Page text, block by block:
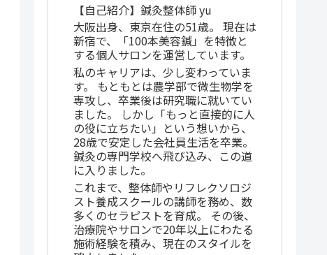
【自己紹介】鍼灸整体師 yu
大阪出身、東京在住の51歳。 現在は
新宿で、「100本美容鍼」を特徴と
する個人サロンを運営しています。
私のキャリアは、少し変わっていま
す。 もともとは農学部で微生物学を
専攻し、卒業後は研究職に就いてい
ました。 しかし「もっと直接的に人
の役に立ちたい」という想いから、
28歳で安定した会社員生活を卒業。
鍼灸の専門学校へ飛び込み、この道
に入りました。
これまで、整体師やリフレクソロジ
スト養成スクールの講師を務め、数
多くのセラピストを育成。 その後、
治療院やサロンで20年以上にわたる
施術経験を積み、現在のスタイルを